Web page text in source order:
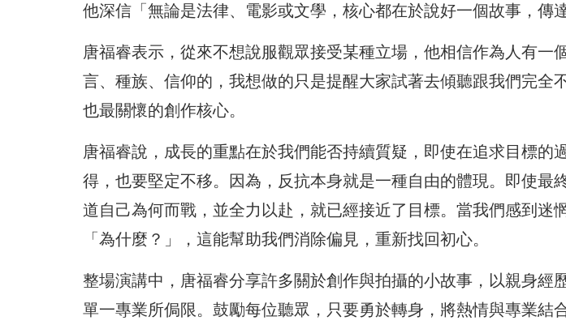
他深信「無論是法律、電影或文學，核心都在於說好一個故事，傳
唐福睿表示，從來不想說服觀眾接受某種立場，他相信作為人有一
言、種族、信仰的，我想做的只是提醒大家試著去傾聽跟我們完全
也最關懷的創作核心。
唐福睿說，成長的重點在於我們能否持續質疑，即使在追求目標的
得，也要堅定不移。因為，反抗本身就是一種自由的體現。即使最
道自己為何而戰，並全力以赴，就已經接近了目標。當我們感到迷
「為什麼？」，這能幫助我們消除偏見，重新找回初心。
整場演講中，唐福睿分享許多關於創作與拍攝的小故事，以親身經
單一專業所侷限。鼓勵每位聽眾，只要勇於轉身，將熱情與專業結